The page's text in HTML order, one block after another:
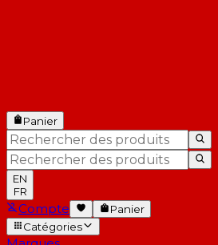
Panier
EN
FR
Compte
Panier
Catégories